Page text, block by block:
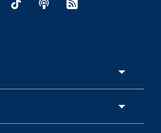
Apertura in nuova finestra
in nuova finestra
esterno - Apertura in
- Sito esterno - Apertura in
- Sito esterno -
TikTok - Sito esterno -
Spreaker - Sito
Feed RSS -